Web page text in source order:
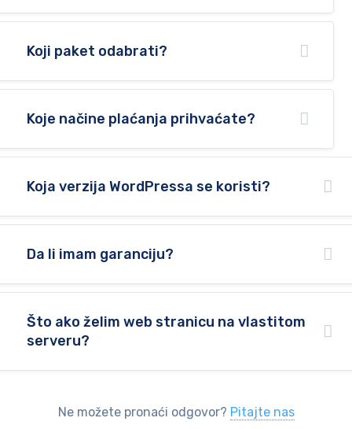
Koji paket odabrati?
Koje načine plaćanja prihvaćate?
Koja verzija WordPressa se koristi?
Da li imam garanciju?
Što ako želim web stranicu na vlastitom
serveru?
Ne možete pronaći odgovor? Pitajte nas